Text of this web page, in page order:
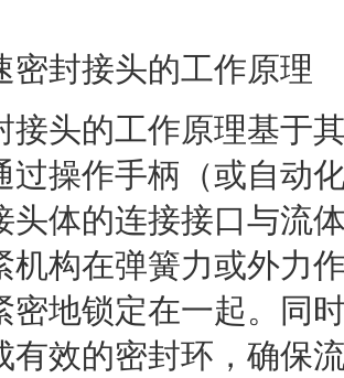
密封接头的工作原理
接头的工作原理基于
过操作手柄（或自动
头体的连接接口与流
机构在弹簧力或外力
密地锁定在一起。同
有效的密封环，确保